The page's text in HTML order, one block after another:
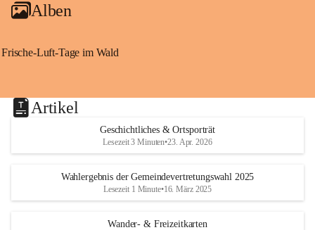
Alben
Frische-Luft-Tage im Wald
Artikel
Geschichtliches & Ortsporträt
Lesezeit 3 Minuten•23. Apr. 2026
Wahlergebnis der Gemeindevertretungswahl 2025
Lesezeit 1 Minute•16. März 2025
Wander- & Freizeitkarten